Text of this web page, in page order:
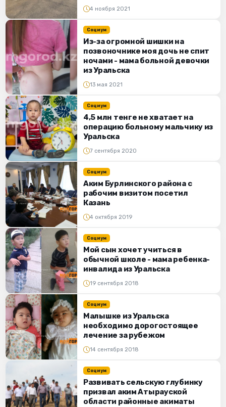
4 ноября 2021
Социум
Из-за огромной шишки на
позвоночнике моя дочь не спит
ночами - мама больной девочки
из Уральска
13 мая 2021
Социум
4,5 млн тенге не хватает на
операцию больному мальчику из
Уральска
7 сентября 2020
Социум
Аким Бурлинского района с
рабочим визитом посетил
Казань
4 октября 2019
Социум
Мой сын хочет учиться в
обычной школе - мама ребенка-
инвалида из Уральска
19 сентября 2018
Социум
Малышке из Уральска
необходимо дорогостоящее
лечение за рубежом
14 сентября 2018
Социум
Развивать сельскую глубинку
призвал аким Атырауской
области районные акиматы